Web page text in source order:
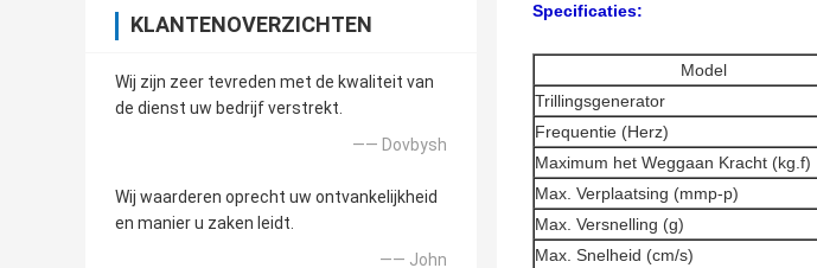
KLANTENOVERZICHTEN
Wij zijn zeer tevreden met de kwaliteit van
de dienst uw bedrijf verstrekt.
—— Dovbysh
Wij waarderen oprecht uw ontvankelijkheid
en manier u zaken leidt.
—— John
Specificaties:
Model
Trillingsgenerator
Frequentie (Herz)
Maximum het Weggaan Kracht (kg.f)
Max. Verplaatsing (mmp-p)
Max. Versnelling (g)
Max. Snelheid (cm/s)